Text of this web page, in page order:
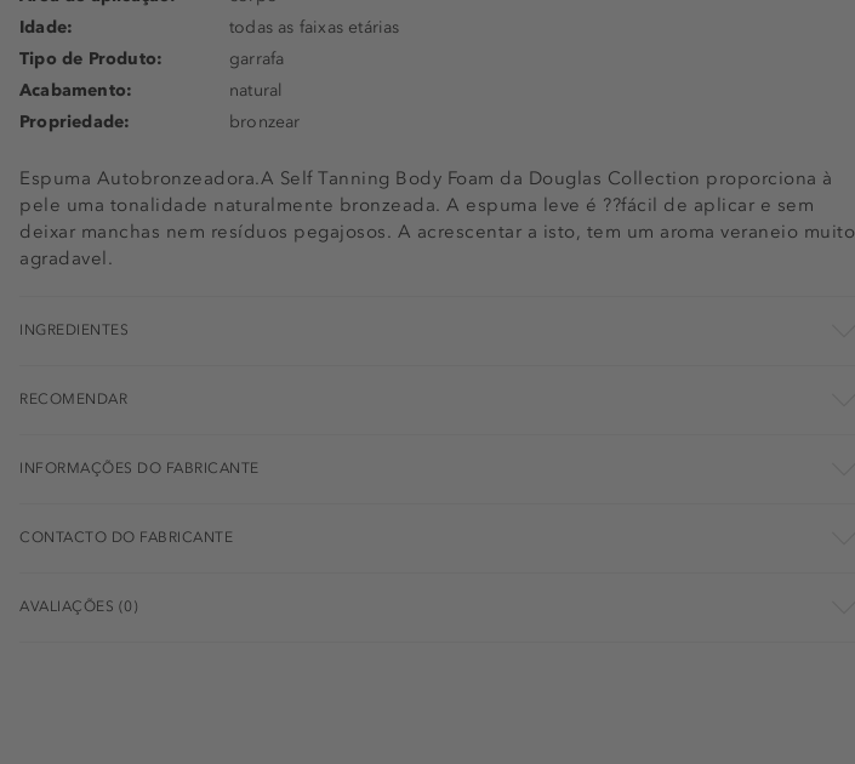
Espuma Autobronzeadora.A Self Tanning Body Foam da Douglas Collection proporciona à
pele uma tonalidade naturalmente bronzeada. A espuma leve é ??fácil de aplicar e sem
deixar manchas nem resíduos pegajosos. A acrescentar a isto, tem um aroma veraneio muito
agradavel.
Idade:
todas as faixas etárias
Tipo de Produto:
garrafa
Acabamento:
natural
Propriedade:
bronzear
INGREDIENTES
RECOMENDAR
INFORMAÇÕES DO FABRICANTE
CONTACTO DO FABRICANTE
AVALIAÇÕES (0)